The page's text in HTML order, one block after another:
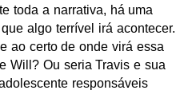
toda a narrativa, há uma
algo terrível irá acontecer.
ao certo de onde virá essa
Will? Ou seria Travis e sua
responsáveis